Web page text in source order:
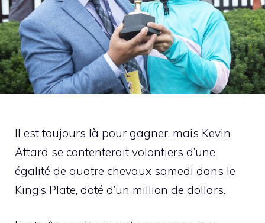
Il est toujours là pour gagner, mais Kevin
Attard se contenterait volontiers d’une
égalité de quatre chevaux samedi dans le
King’s Plate, doté d’un million de dollars.